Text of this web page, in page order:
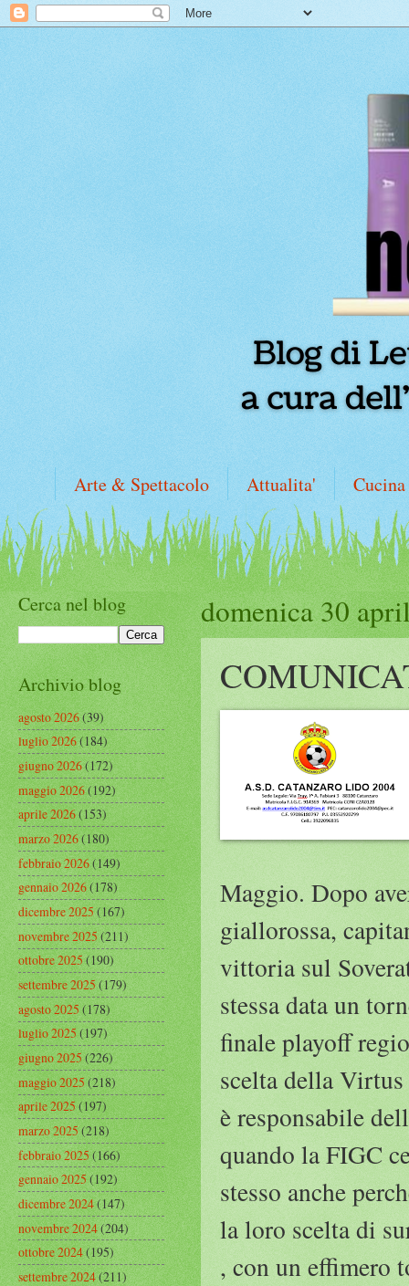
Arte & Spettacolo Attualita' Cucina
domenica 30
Maggio. Dopo
giallorossa,
vittoria sul
stessa data un
finale playoff
scelta della
è responsabile
quando la FIGC
stesso anche
la loro scelta di
, con un effimero
Cerca nel blog
Archivio blog
agosto 2026(39)
luglio 2026(184)
giugno 2026(172)
maggio 2026(192)
aprile 2026(153)
marzo 2026(180)
febbraio 2026(149)
gennaio 2026(178)
dicembre 2025(167)
novembre 2025(211)
ottobre 2025(190)
settembre 2025(179)
agosto 2025(178)
luglio 2025(197)
giugno 2025(226)
maggio 2025(218)
aprile 2025(197)
marzo 2025(218)
febbraio 2025(166)
gennaio 2025(192)
dicembre 2024(147)
novembre 2024(204)
ottobre 2024(195)
settembre 2024(211)